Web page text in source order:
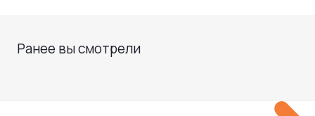
Ранее вы смотрели